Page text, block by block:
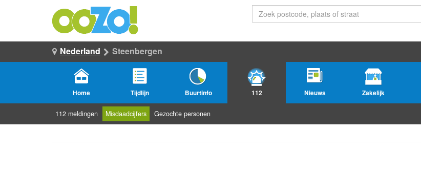
Nederland Steenbergen
Home Tijdlijn Buurtinfo 112 Nieuws Zakelijk
112 meldingen Misdaadcijfers Gezochte personen